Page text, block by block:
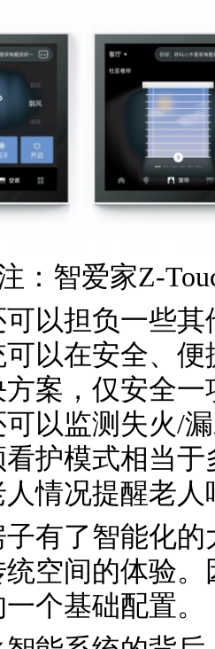
：智爱家Z-
以担负一些
可以在安全、
案，仅安全
以监测失火/
护模式相当于
情况提醒老
有了智能化
空间的体验
个基础配置。